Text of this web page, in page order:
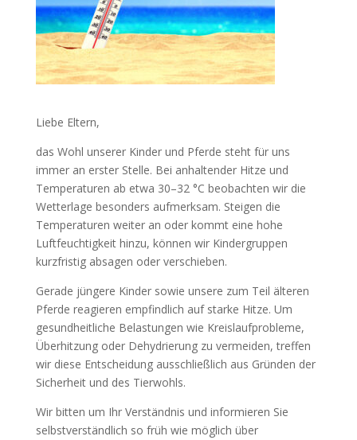
Liebe Eltern,
das Wohl unserer Kinder und Pferde steht für uns
immer an erster Stelle. Bei anhaltender Hitze und
Temperaturen ab etwa 30–32 °C beobachten wir die
Wetterlage besonders aufmerksam. Steigen die
Temperaturen weiter an oder kommt eine hohe
Luftfeuchtigkeit hinzu, können wir Kindergruppen
kurzfristig absagen oder verschieben.
Gerade jüngere Kinder sowie unsere zum Teil älteren
Pferde reagieren empfindlich auf starke Hitze. Um
gesundheitliche Belastungen wie Kreislaufprobleme,
Überhitzung oder Dehydrierung zu vermeiden, treffen
wir diese Entscheidung ausschließlich aus Gründen der
Sicherheit und des Tierwohls.
Wir bitten um Ihr Verständnis und informieren Sie
selbstverständlich so früh wie möglich über